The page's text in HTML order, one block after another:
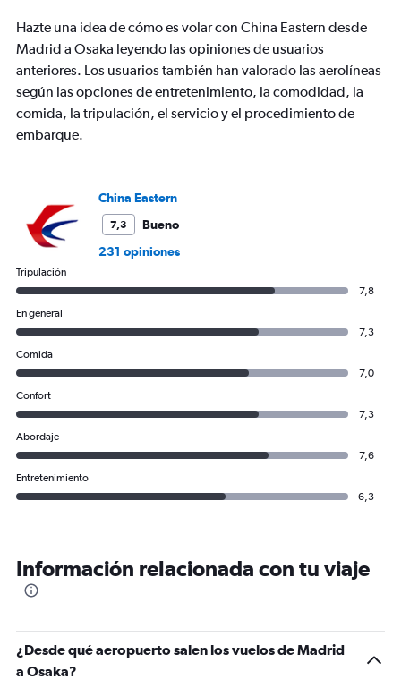
1
Y
axis
values.
Range:
0
Hazte una idea de cómo es volar con China Eastern desde
Madrid a Osaka leyendo las opiniones de usuarios
anteriores. Los usuarios también han valorado las aerolíneas
según las opciones de entretenimiento, la comodidad, la
comida, la tripulación, el servicio y el procedimiento de
embarque.
China Eastern
7,3
Bueno
231 opiniones
Tripulación
7,8
En general
7,3
Comida
7,0
Confort
7,3
Abordaje
7,6
Entretenimiento
6,3
Información relacionada con tu viaje
¿Desde qué aeropuerto salen los vuelos de Madrid
a Osaka?